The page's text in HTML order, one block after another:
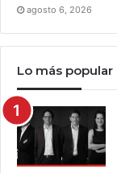
agosto 6, 2026
Lo más popular